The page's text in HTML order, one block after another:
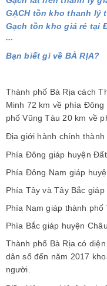
GẠCH tồn kho thanh lý
Gạch tồn kho giá rẻ tại
...
Bạn biết gì về BÀ RỊA?
Thành phố Bà Rịa cách
Minh 72 km về phía Đông
phốVũng Tàu 20 km về
Địa giới hành chính thành
Phía Đông giáp huyện
Phía Đông Nam giáp
Phía Tây và Tây Bắc giáp
Phía Nam giáp thành phố
Phía Bắc giáp huyện
Thành phố Bà Rịa có
dân số đến năm 2017
người.